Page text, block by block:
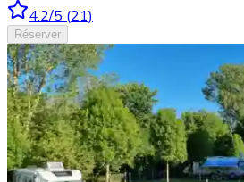
4.2/5 (21)
Réserver